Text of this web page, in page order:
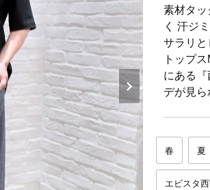
素材タッ
く 汗ジ
サラリと
トップ
にある
デが見ら
春 夏
エビスタ